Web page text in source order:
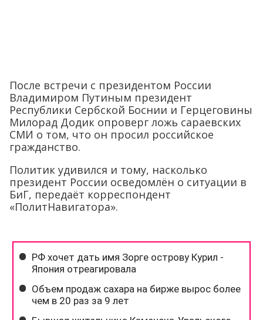
После встречи с президентом России
Владимиром Путиным президент
Республики Сербской Боснии и Герцеговины
Милорад Додик опроверг ложь сараевских
СМИ о том, что он просил российское
гражданство.
Политик удивился и тому, насколько
президент России осведомлён о ситуации в
БиГ, передаёт корреспондент
«ПолитНавигатора».